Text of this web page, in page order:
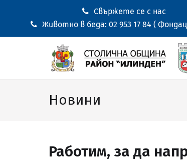
Свържете се с нас
Животно в беда: 02 953 17 84 (
Новини
Работим, за да